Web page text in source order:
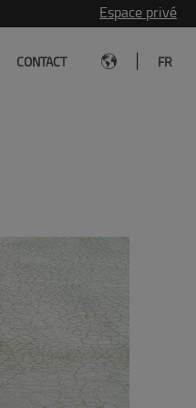
Espace privé
CONTACT FR